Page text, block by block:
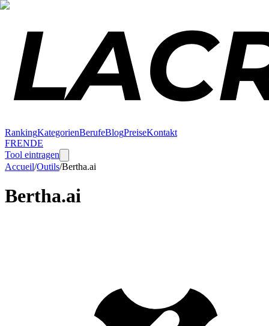
RankingKategorienBerufeBlogPreiseKontakt
FRENDE
Tool eintragen
Accueil/Outils/Bertha.ai
Bertha.ai